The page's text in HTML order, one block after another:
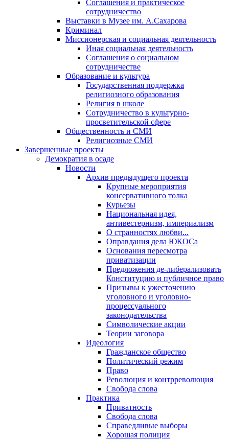
Соглашения и практическое
сотрудничество
Выставки в Музее им. А.Сахарова
Криминал
Миссионерская и социальная деятельность
Иная социальная деятельность
Соглашения о социальном
сотрудничестве
Образование и культура
Государственная поддержка
религиозного образования
Религия в школе
Сотрудничество в культурно-
просветительской сфере
Общественность и СМИ
Религиозные СМИ
Завершенные проекты
Демократия в осаде
Новости
Архив предыдущего проекта
Крупные мероприятия
консервативного толка
Курьезы
Национальная идея,
антивестернизм, империализм
О странностях любви...
Оправдания дела ЮКОСа
Основания пересмотра
приватизации
Предложения де-либерализовать
Конституцию и публичное право
Призывы к ужесточению
уголовного и уголовно-
процессуального
законодательства
Символические акции
Теории заговора
Идеология
Гражданское общество
Политический режим
Право
Революция и контрреволюция
Свобода слова
Практика
Приватность
Свобода слова
Справедливые выборы
Хорошая полиция